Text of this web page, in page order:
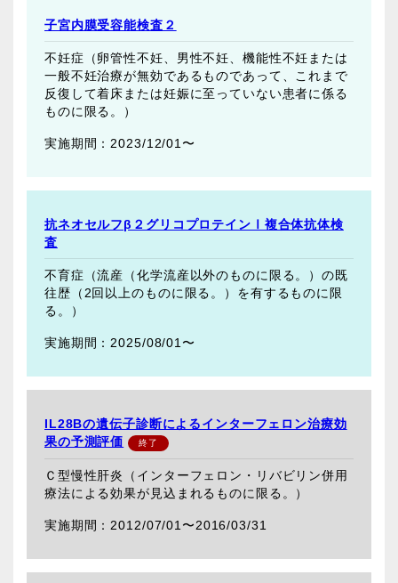
子宮内膜受容能検査２
不妊症（卵管性不妊、男性不妊、機能性不妊または
一般不妊治療が無効であるものであって、これまで
反復して着床または妊娠に至っていない患者に係る
ものに限る。）
2023/12/01〜
抗ネオセルフβ２グリコプロテインⅠ複合体抗体検
査
不育症（流産（化学流産以外のものに限る。）の既
往歴（2回以上のものに限る。）を有するものに限
る。）
2025/08/01〜
IL28Bの遺伝子診断によるインターフェロン治療効
果の予測評価
Ｃ型慢性肝炎（インターフェロン・リバビリン併用
療法による効果が見込まれるものに限る。）
2012/07/01〜2016/03/31